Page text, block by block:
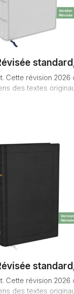
Cette révision 2026
des textes
Cette révision 2026
des textes